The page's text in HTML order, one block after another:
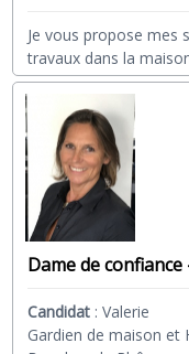
Je vous propose mes
travaux dans la
Dame de
Candidat :Valerie
Gardien de maison et